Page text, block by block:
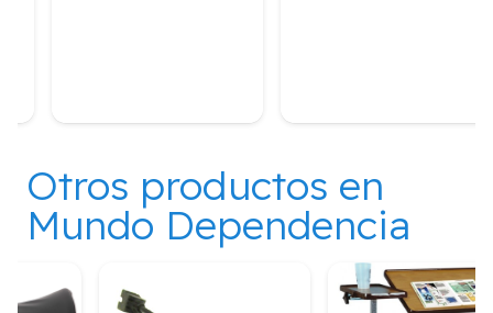
Otros productos en
Mundo Dependencia